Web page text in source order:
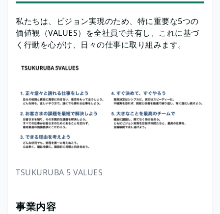
私たちは、ビジョン実現のため、特に重要な5つの
価値観（VALUES）を全社員で共有し、これに基づ
く行動を心がけ、日々の仕事に取り組みます。
TSUKURUBA 5 VALUES
事業内容